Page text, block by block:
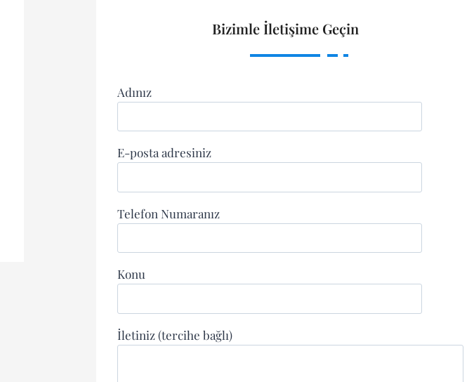
Bizimle İletişime Geçin
Adınız
E-posta adresiniz
Telefon Numaranız
Konu
İletiniz (tercihe bağlı)